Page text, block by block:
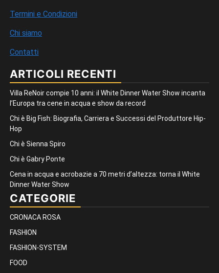
Termini e Condizioni
Chi siamo
Contatti
ARTICOLI RECENTI
Villa ReNoir compie 10 anni: il White Dinner Water Show incanta
l’Europa tra cene in acqua e show da record
Chi è Big Fish: Biografia, Carriera e Successi del Produttore Hip-
Hop
Chi è Sienna Spiro
Chi è Gabry Ponte
Cena in acqua e acrobazie a 70 metri d’altezza: torna il White
Dinner Water Show
CATEGORIE
CRONACA ROSA
FASHION
FASHION-SYSTEM
FOOD